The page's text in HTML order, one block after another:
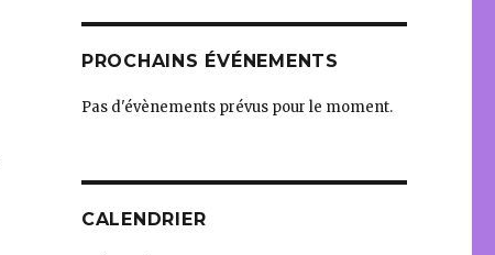
PROCHAINS ÉVÉNEMENTS
Pas d'évènements prévus pour le moment.
CALENDRIER